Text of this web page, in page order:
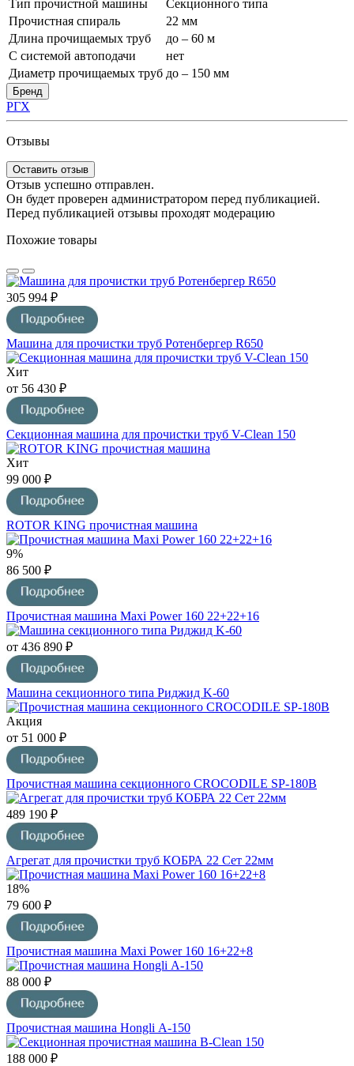
Тип прочистной машины
Секционного типа
Прочистная спираль
22 мм
Длина прочищаемых труб
до – 60 м
С системой автоподачи
нет
Диаметр прочищаемых труб до – 150 мм
Бренд
РГХ
Отзывы
Оставить отзыв
Отзыв успешно отправлен.
Он будет проверен администратором перед публикацией.
Перед публикацией отзывы проходят модерацию
Похожие товары
305 994 ₽
Машина для прочистки труб Ротенбергер R650
Хит
от 56 430 ₽
Секционная машина для прочистки труб V-Clean 150
Хит
99 000 ₽
ROTOR KING прочистная машина
9%
86 500 ₽
Прочистная машина Maxi Power 160 22+22+16
от 436 890 ₽
Машина секционного типа Риджид K-60
Акция
от 51 000 ₽
Прочистная машина секционного CROCODILE SP-180В
489 190 ₽
Агрегат для прочистки труб КОБРА 22 Сет 22мм
18%
79 600 ₽
Прочистная машина Maxi Power 160 16+22+8
88 000 ₽
Прочиcтная машина Hongli А-150
188 000 ₽